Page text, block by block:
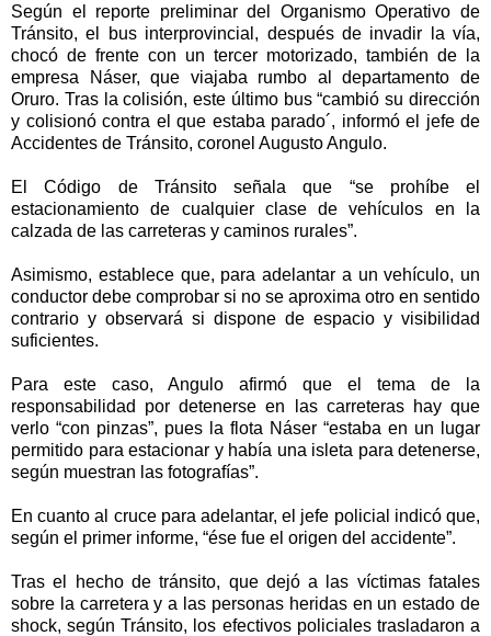
Según el reporte preliminar del Organismo Operativo de
Tránsito, el bus interprovincial, después de invadir la vía,
chocó de frente con un tercer motorizado, también de la
empresa Náser, que viajaba rumbo al departamento de
Oruro. Tras la colisión, este último bus “cambió su dirección
y colisionó contra el que estaba parado´, informó el jefe de
Accidentes de Tránsito, coronel Augusto Angulo.
El Código de Tránsito señala que “se prohíbe el
estacionamiento de cualquier clase de vehículos en la
calzada de las carreteras y caminos rurales”.
Asimismo, establece que, para adelantar a un vehículo, un
conductor debe comprobar si no se aproxima otro en sentido
contrario y observará si dispone de espacio y visibilidad
suficientes.
Para este caso, Angulo afirmó que el tema de la
responsabilidad por detenerse en las carreteras hay que
verlo “con pinzas”, pues la flota Náser “estaba en un lugar
permitido para estacionar y había una isleta para detenerse,
según muestran las fotografías”.
En cuanto al cruce para adelantar, el jefe policial indicó que,
según el primer informe, “ése fue el origen del accidente”.
Tras el hecho de tránsito, que dejó a las víctimas fatales
sobre la carretera y a las personas heridas en un estado de
shock, según Tránsito, los efectivos policiales trasladaron a